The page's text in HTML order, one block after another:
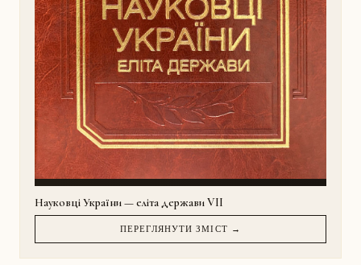
Науковці України — еліта держави VII
ПЕРЕГЛЯНУТИ ЗМІСТ →